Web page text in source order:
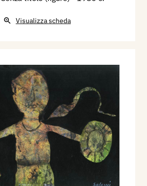
Bologna. Personale, Galleria
del Grupponove”, Galleria La
“Collettiva di Artisti Mantovani”,
- Studio Sartori, Mantova.
Teatro Minimo, Mantova.
fantastica”, alla Galleria Nove
alla “Rassegna Arte
Galleria I Portici di Forlì.
S. Chiara di Parma.
Visualizza scheda